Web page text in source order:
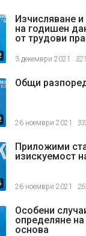
Изчисляване
на годишен
от трудови
3 декември 2021
Общи
26 ноември 2021
Приложими
изискуемост
26 ноември 2021
Особени
определяне
основа